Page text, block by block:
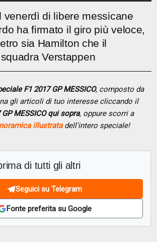
venerdì di libere messicane
ha firmato il giro più veloce,
sia Hamilton che il
Verstappen
F1 2017 GP MESSICO, composto da
gli articoli di tuo interesse cliccando il
GP MESSICO qui sopra, oppure scorri a
illustratadell'intero speciale!
di tutti gli altri
Seguici su Telegram
Fonte preferita su Google